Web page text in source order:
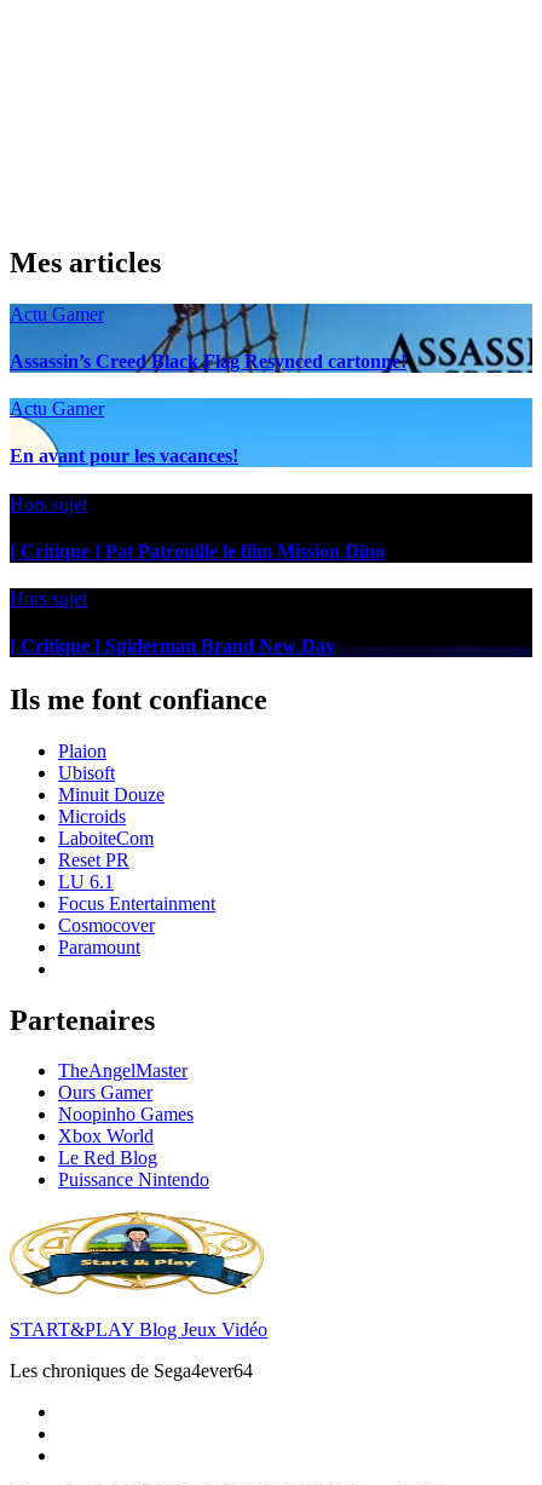
Mes articles
Actu Gamer
Assassin’s Creed Black Flag Resynced cartonne!
Actu Gamer
En avant pour les vacances!
Hors sujet
[ Critique ] Pat Patrouille le film Mission Dino
Hors sujet
[ Critique ] Spiderman Brand New Day
Ils me font confiance
Plaion
Ubisoft
Minuit Douze
Microids
LaboiteCom
Reset PR
LU 6.1
Focus Entertainment
Cosmocover
Paramount
Partenaires
TheAngelMaster
Ours Gamer
Noopinho Games
Xbox World
Le Red Blog
Puissance Nintendo
START&PLAY Blog Jeux Vidéo
Les chroniques de Sega4ever64